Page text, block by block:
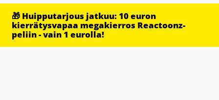
🎁 Huipputarjous jatkuu: 10 euron
kierrätysvapaa megakierros Reactoonz-
peliin - vain 1 eurolla!